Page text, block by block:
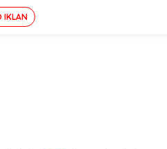
IKLAN